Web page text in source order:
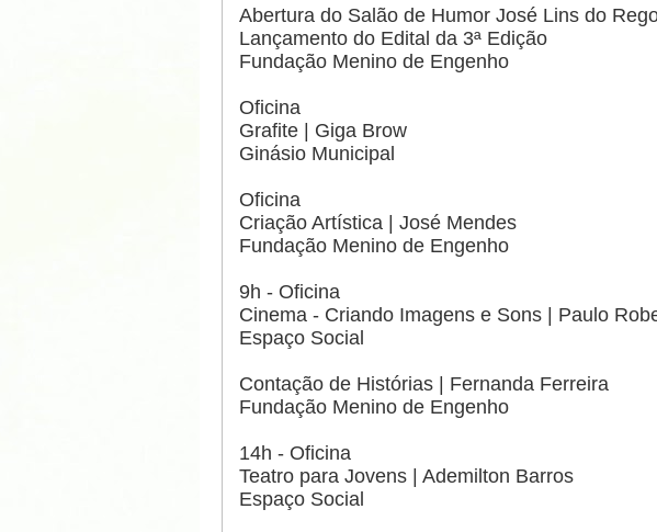
Abertura do Salão de Humor José Lins do
Lançamento do Edital da 3ª Edição
Fundação Menino de Engenho
Oficina
Grafite | Giga Brow
Ginásio Municipal
Oficina
Criação Artística | José Mendes
Fundação Menino de Engenho
9h - Oficina
Cinema - Criando Imagens e Sons | Paulo
Espaço Social
Contação de Histórias | Fernanda Ferreira
Fundação Menino de Engenho
14h - Oficina
Teatro para Jovens | Ademilton Barros
Espaço Social